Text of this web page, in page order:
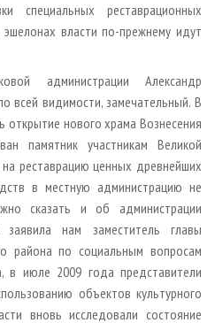
специальных реставрационных
власти по-прежнему идут
администрации Александр
всей видимости, замечательный. В
открытие нового храма Вознесения
памятник участникам Великой
реставрацию ценных древнейших
в местную администрацию не
сказать и об администрации
нам заместитель главы
района по социальным вопросам
в июле 2009 года представители
объектов культурного
вновь исследовали состояние